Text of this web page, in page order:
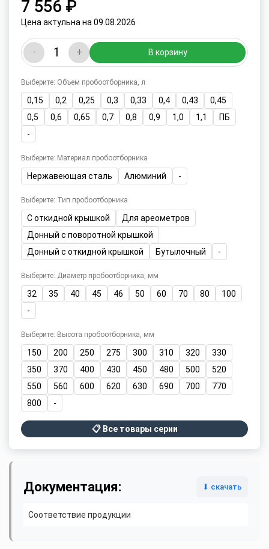
7 556 ₽
Цена актульна на 09.08.2026
- + В корзину
Выберите: Объем пробоотборника, л
0,15 0,2 0,25 0,3 0,33 0,4 0,43
0,45
0,5
0,6 0,65 0,7 0,8 0,9 1,0 1,1
ПБ
-
Выберите: Материал пробоотборника
Нержавеющая сталь Алюминий -
Выберите: Тип пробоотборника
С откидной крышкой
Для ареометров
Донный с поворотной крышкой
Донный с откидной крышкой
Бутылочный -
Выберите: Диаметр пробоотборника, мм
32 35 40 45 46 50 60 70 80
100
-
Выберите: Высота пробоотборника, мм
150 200 250 275 300 310 320
330
350
370 400 430 450 480 500
520
550
560 600 620 630 690 700
770
800
-
📋 Все товары серии
Документация: ⬇ скачать
Соответствие продукции